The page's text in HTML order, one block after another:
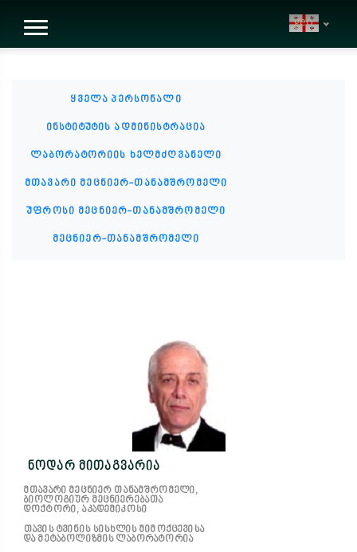
geo
ყველა პერსონალი
ინსტიტუტის ადმინისტრაცია
ლაბორატორიის ხელმძღვანელი
მთავარი მეცნიერ-თანამშრომელი
უფროსი მეცნიერ-თანამშრომელი
მეცნიერ-თანამშრომელი
ნოდარ მითაგვარია
მთავარი მეცნიერ თანამშრომელი,
ბიოლოგიურ მეცნიერებათა
დოქტორი, აკადემიკოსი
თავის ტვინის სისხლის მიმოქცევისა
და მეტაბოლიზმის ლაბორატორია